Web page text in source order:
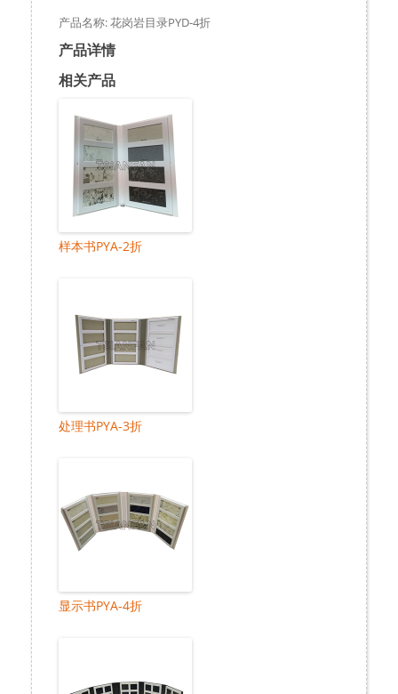
产品名称: 花岗岩目录PYD-4折
产品详情
相关产品
样本书PYA-2折
处理书PYA-3折
显示书PYA-4折